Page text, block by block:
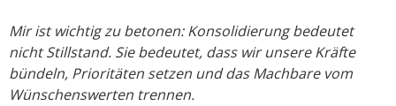
Mir ist wichtig zu betonen: Konsolidierung bedeutet
nicht Stillstand. Sie bedeutet, dass wir unsere Kräfte
bündeln, Prioritäten setzen und das Machbare vom
Wünschenswerten trennen.